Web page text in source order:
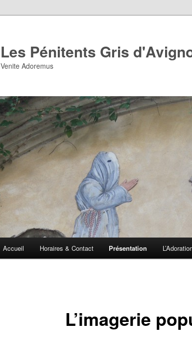
Les Pénitents Gris
Venite Adoremus
Accueil Horaires & Contact Présentation
L’imagerie